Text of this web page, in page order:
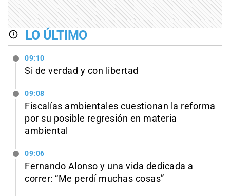
LO ÚLTIMO
09:10
Si de verdad y con libertad
09:08
Fiscalías ambientales cuestionan la reforma
por su posible regresión en materia
ambiental
09:06
Fernando Alonso y una vida dedicada a
correr: “Me perdí muchas cosas”